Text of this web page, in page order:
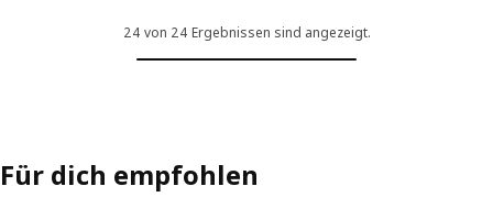
24 von 24 Ergebnissen sind angezeigt.
Für dich empfohlen